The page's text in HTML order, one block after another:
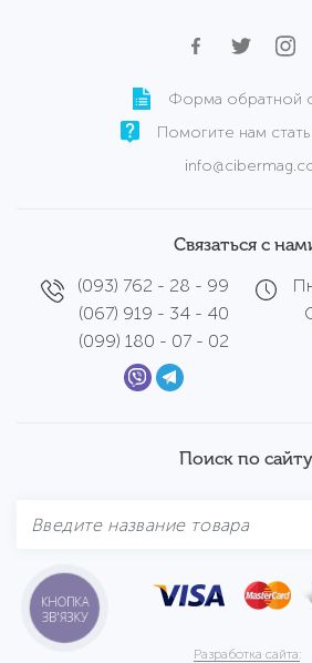
Форма обратной
Помогите нам
Связаться с
(093) 762 - 28 - 99
(067) 919 - 34 - 40
(099) 180 - 07 - 02
Поиск по
Разработка сайта:
КНОПКА
ЗВ'ЯЗКУ